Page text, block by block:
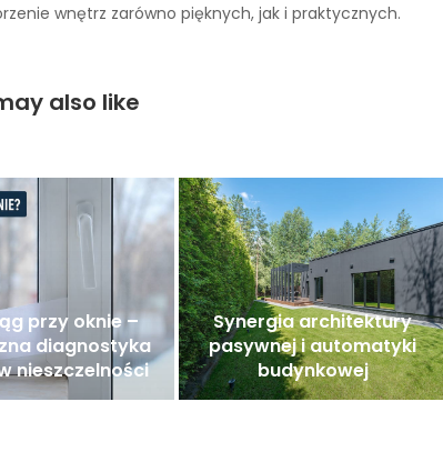
wnętrz zarówno pięknych, jak i praktycznych.
also like
przy oknie –
diagnostyka
nieszczelności
Synergia architektury
pasywnej i automatyki
budynkowej